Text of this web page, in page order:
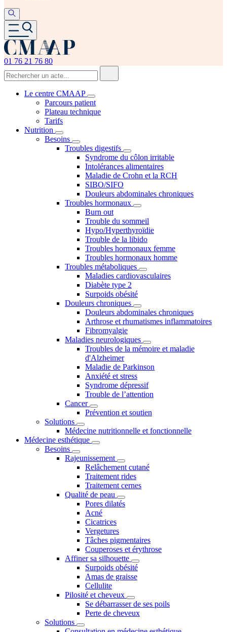
01 76 21 76 80
Le centre CMAAP
Parcours patient
Plateau technique
Tarifs
Nutrition
Besoins
Troubles digestifs
Syndrome du côlon irritable
Intolérances alimentaires
Maladie de Crohn et la RCH
SIBO/SIFO
Douleurs abdominales chroniques
Troubles hormonaux
Burn out
Trouble du sommeil
Hypo/Hyperthyroïdie
Trouble de la libido
Troubles hormonaux femme
Troubles hormonaux homme
Troubles métaboliques
Maladies cardiovasculaires
Diabète type 2
Surpoids obésité
Douleurs chroniques
Douleurs abdominales chroniques
Arthrose et rhumatismes inflammatoires
Fibromyalgie
Maladies neurologiques
Troubles de la mémoire et maladie
d'Alzheimer
Maladie de Parkinson
Anxiété et stress
Syndrome dépressif
Trouble de l’attention
Cancer
Prévention et soutien
Solutions
Médecine nutritionnelle et fonctionnelle
Médecine esthétique
Besoins
Rajeunissement
Relâchement cutané
Traitement rides
Traitement cernes
Qualité de peau
Pores dilatés
Acné
Cicatrices
Vergetures
Tâches pigmentaires
Couperoses et érythrose
Affiner sa silhouette
Surpoids obésité
Amas de graisse
Cellulite
Pilosité et cheveux
Se débarrasser de ses poils
Perte de cheveux
Solutions